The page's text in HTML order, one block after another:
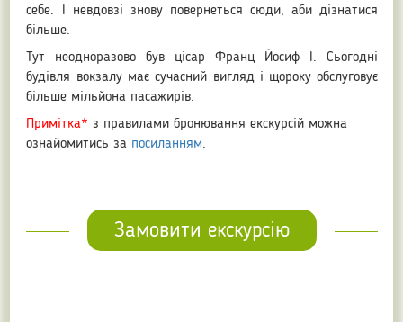
себе. І невдовзі знову повернеться сюди, аби дізнатися
більше.
Тут неодноразово був цісар Франц Йосиф I. Сьогодні
будівля вокзалу має сучасний вигляд і щороку обслуговує
більше мільйона пасажирів.
Примітка* з правилами бронювання екскурсій можна
ознайомитись за посиланням.
Замовити екскурсію